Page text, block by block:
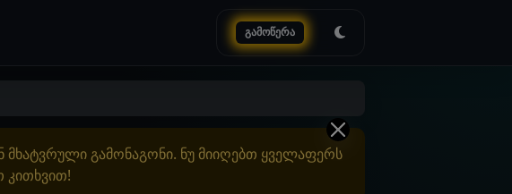
გამოწერა
მხატვრული გამონაგონი. ნუ მიიღებთ ყველაფერს